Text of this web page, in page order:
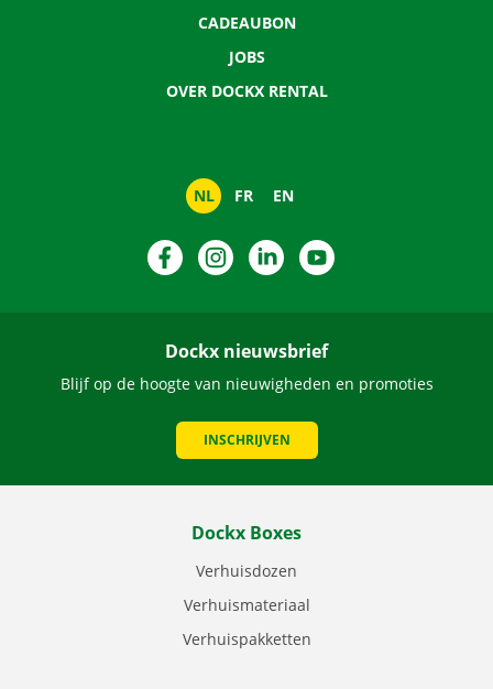
CADEAUBON
JOBS
OVER DOCKX RENTAL
NL FR EN
FacebookInstagramLinkedIn
Dockx nieuwsbrief
Blijf op de hoogte van nieuwigheden en promoties
INSCHRIJVEN
Dockx Boxes
Verhuisdozen
Verhuismateriaal
Verhuispakketten